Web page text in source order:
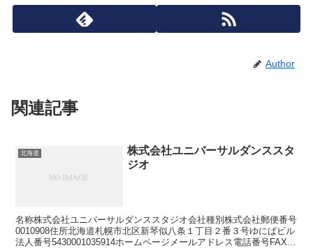
Author
関連記事
北海道
株式会社ユニバーサルダンススタ
ジオ
名称株式会社ユニバーサルダンススタジオ会社種別株式会社郵便番号
0010908住所北海道札幌市北区新琴似八条１丁目２番３号ゆにばビル
法人番号5430001035914ホームページメールアドレス電話番号FAX番